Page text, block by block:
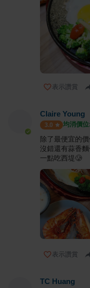
表示讚賞
Claire Young
3.0 均消價
除了最便宜的
沒錯還有蒜香
一點吃西堤🥲
表示讚賞
TC Huang